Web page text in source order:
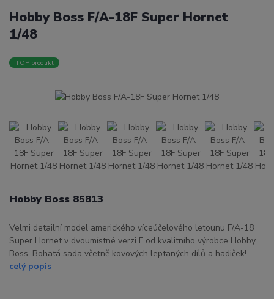
Hobby Boss F/A-18F Super Hornet
1/48
TOP produkt
Hobby Boss 85813
Velmi detailní model amerického víceúčelového letounu F/A-18
Super Hornet v dvoumístné verzi F od kvalitního výrobce Hobby
Boss. Bohatá sada včetně kovových leptaných dílů a hadiček!
celý popis